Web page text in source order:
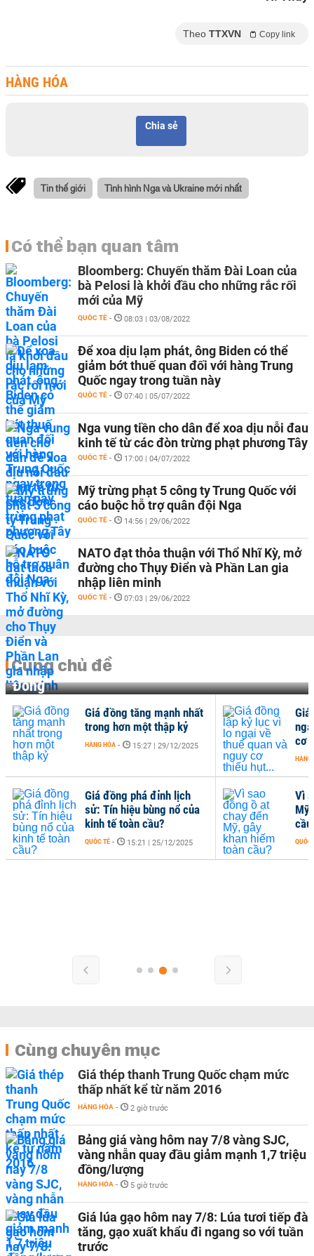
Theo TTXVN Copy link
HÀNG HÓA
Chia sẻ
Tin thế giới Tình hình Nga và Ukraine mới nhất
Có thể bạn quan tâm
Bloomberg: Chuyến thăm Đài Loan của
bà Pelosi là khởi đầu cho những rắc rối
mới của Mỹ
QUỐC TẾ - 08:03 | 03/08/2022
Để xoa dịu lạm phát, ông Biden có thể
giảm bớt thuế quan đối với hàng Trung
Quốc ngay trong tuần này
QUỐC TẾ - 07:40 | 05/07/2022
Nga vung tiền cho dân để xoa dịu nỗi đau
kinh tế từ các đòn trừng phạt phương Tây
QUỐC TẾ - 17:00 | 04/07/2022
Mỹ trừng phạt 5 công ty Trung Quốc với
cáo buộc hỗ trợ quân đội Nga
QUỐC TẾ - 14:56 | 29/06/2022
NATO đạt thỏa thuận với Thổ Nhĩ Kỳ, mở
đường cho Thụy Điển và Phần Lan gia
nhập liên minh
QUỐC TẾ - 07:03 | 29/06/2022
Cùng chủ đề
Đồng
Vì
QUỐC
Giá đồng tăng mạnh nhất
trong hơn một thập kỷ
HÀNG HÓA - 15:27 | 29/12/2025
Giá đồng phá đỉnh lịch
sử: Tín hiệu bùng nổ của
kinh tế toàn cầu?
QUỐC TẾ - 15:21 | 25/12/2025
cơ
HÀNG
Cùng chuyên mục
Giá thép thanh Trung Quốc chạm mức
thấp nhất kể từ năm 2016
HÀNG HÓA - 2 giờ trước
Bảng giá vàng hôm nay 7/8 vàng SJC,
vàng nhẫn quay đầu giảm mạnh 1,7 triệu
đồng/lượng
HÀNG HÓA - 5 giờ trước
Giá lúa gạo hôm nay 7/8: Lúa tươi tiếp đà
tăng, gạo xuất khẩu đi ngang so với tuần
trước